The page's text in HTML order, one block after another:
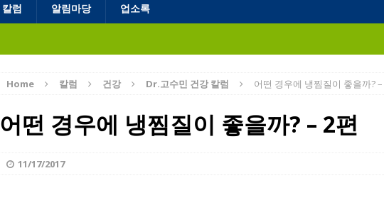
칼럼 알림마당 업소록
Home 칼럼 건강 Dr.고수민 건강 칼럼 어떤 경우에 냉찜질이 좋을까?
어떤 경우에 냉찜질이 좋을까? – 2편
11/17/2017